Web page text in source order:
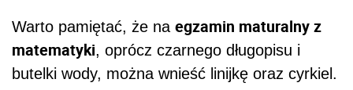
Warto pamiętać, że na egzamin maturalny z
matematyki, oprócz czarnego długopisu i
butelki wody, można wnieść linijkę oraz cyrkiel.